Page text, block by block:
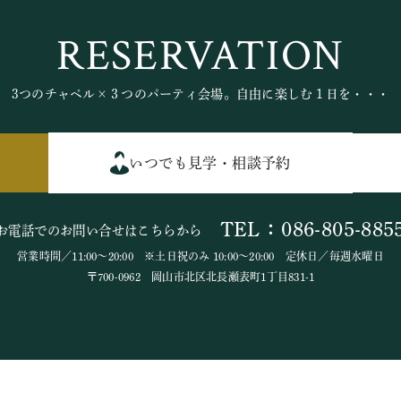
RESERVATION
3つのチャペル×３つのパーティ会場。自由に楽しむ１日を・・・
いつでも見学・相談予約
電話でのお問い合せはこちらから TEL：086-805-
営業時間／11:00～20:00 ※土日祝のみ 10:00～20:00 定休日／毎週水曜日
〒700-0962 岡山市北区北長瀬表町1丁目831-1